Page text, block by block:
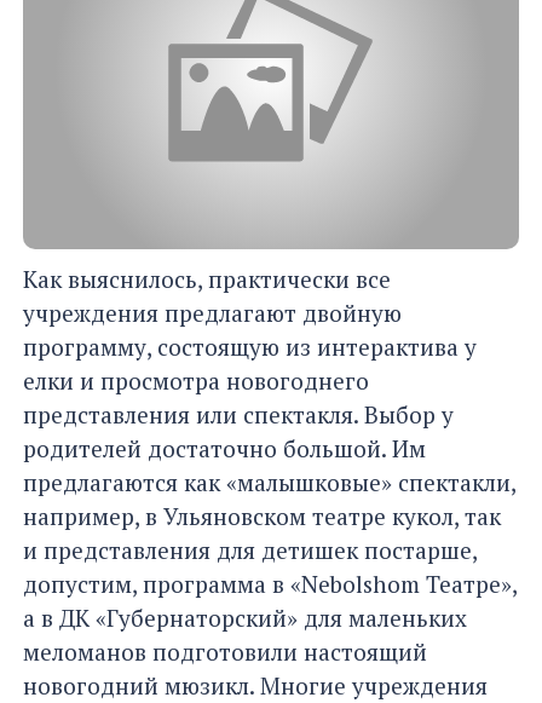
Как выяснилось, практически все
учреждения предлагают двойную
программу, состоящую из интерактива у
елки и просмотра новогоднего
представления или спектакля. Выбор у
родителей достаточно большой. Им
предлагаются как «малышковые» спектакли,
например, в Ульяновском театре кукол, так
и представления для детишек постарше,
допустим, программа в «Nebolshom Театре»,
а в ДК «Губернаторский» для маленьких
меломанов подготовили настоящий
новогодний мюзикл. Многие учреждения